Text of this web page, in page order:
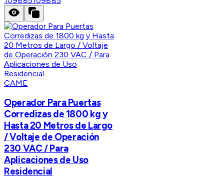
CAME
Operador Para Puertas
Corredizas de 1800 kg y
Hasta 20 Metros de Largo
/ Voltaje de Operación
230 VAC / Para
Aplicaciones de Uso
Residencial